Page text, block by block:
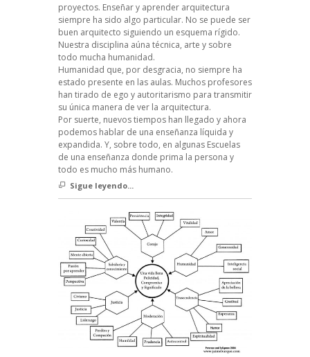
proyectos. Enseñar y aprender arquitectura
siempre ha sido algo particular. No se puede ser
buen arquitecto siguiendo un esquema rígido.
Nuestra disciplina aúna técnica, arte y sobre
todo mucha humanidad.
Humanidad que, por desgracia, no siempre ha
estado presente en las aulas. Muchos profesores
han tirado de ego y autoritarismo para transmitir
su única manera de ver la arquitectura.
Por suerte, nuevos tiempos han llegado y ahora
podemos hablar de una enseñanza líquida y
expandida. Y, sobre todo, en algunas Escuelas
de una enseñanza donde prima la persona y
todo es mucho más humano.
Sigue leyendo...